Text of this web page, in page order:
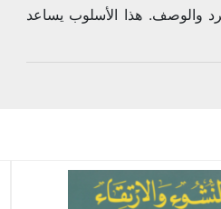
والوصف. هذا الأسلوب يساعد